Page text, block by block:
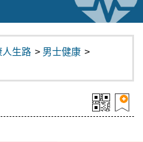
人生路 > 男士健康 >